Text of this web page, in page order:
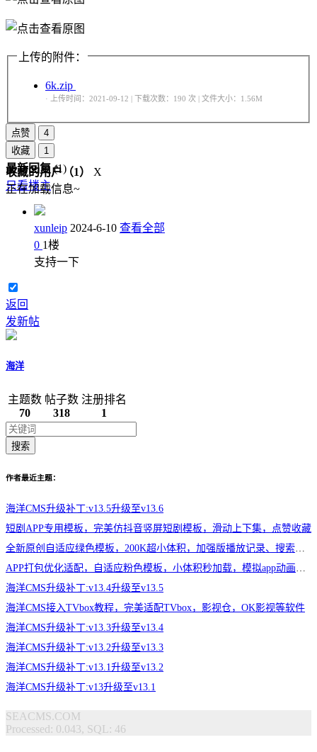
上传的附件：
6k.zip
· 上传时间：2021-09-12 | 下载次数：190 次 | 文件大小：1.56M
点赞
4
收藏
1
收藏的用户（1）
X
正在加载信息~
最新回复(1)
只看楼主
xunleip 2024-6-10 查看全部
0 1楼
支持一下
返回
发新帖
海洋
主题数
70
帖子数
318
注册排名
1
搜索
作者最近主题：
海洋CMS升级补丁:v13.5升级至v13.6
短剧APP专用模板，完美仿抖音竖屏短剧模板，滑动上下集，点赞收藏
全新原创自适应绿色模板，200K超小体积，加强版播放记录、搜索历史模块
APP打包优化适配，自适应粉色模板，小体积秒加载，模拟app动画效果，适合X
海洋CMS升级补丁:v13.4升级至v13.5
海洋CMS接入TVbox教程，完美适配TVbox，影视仓，OK影视等软件
海洋CMS升级补丁:v13.3升级至v13.4
海洋CMS升级补丁:v13.2升级至v13.3
海洋CMS升级补丁:v13.1升级至v13.2
海洋CMS升级补丁:v13升级至v13.1
SEACMS.COM
Processed: 0.043, SQL: 46